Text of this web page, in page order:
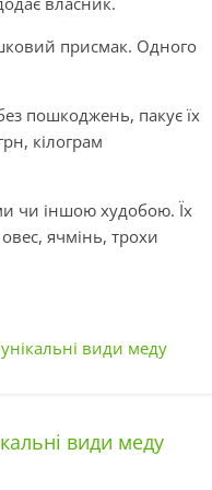
присмак. Одного
пошкоджень, пакує їх
кілограм
чи іншою худобою. Їх
ячмінь, трохи
унікальні види меду
види меду